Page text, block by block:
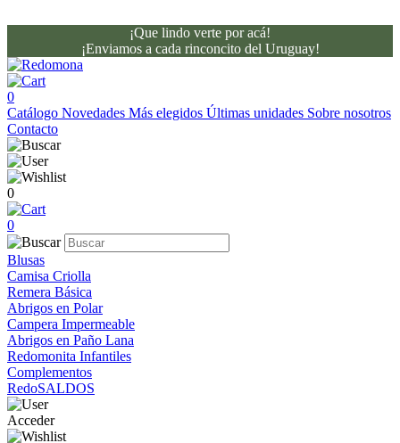
¡Que lindo verte por acá!
¡Enviamos a cada rinconcito del Uruguay!
0
Catálogo Novedades Más elegidos Últimas unidades Sobre nosotros
Contacto
0
0
Blusas
Camisa Criolla
Remera Básica
Abrigos en Polar
Campera Impermeable
Abrigos en Paño Lana
Redomonita Infantiles
Complementos
RedoSALDOS
Acceder